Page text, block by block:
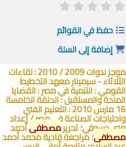
حفظ في القوائم
إضافة إلى السلة
موجز ندوات 2009 / 2010 : لقاءات
الثلاثاء - سيمينار معهد التخطيط
القومي : التنمية في مصر : القضايا
الملحة والمستقبل : الحلقة الخامسة
16 مارس 2010 : التعليم الفني
واحتياجات الصناعة في مصر /إعداد
منى دسوقي؛ تحريرمصطفىأحمد
مصطفى؛ مراجعة فادية محمد أحمد